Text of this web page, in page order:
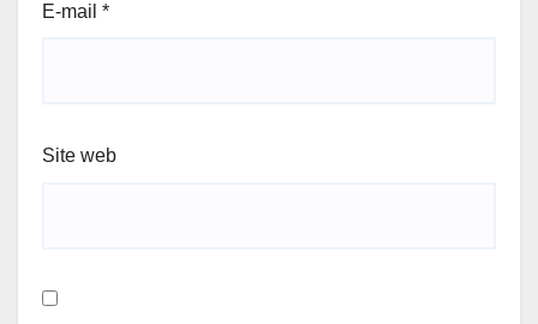
E-mail *
Site web